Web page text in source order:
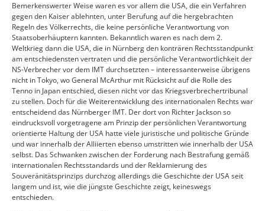
Bemerkenswerter Weise waren es vor allem die USA, die ein Verfahren
gegen den Kaiser ablehnten, unter Berufung auf die hergebrachten
Regeln des Völkerrechts, die keine persönliche Verantwortung von
Staatsoberhäuptern kannten. Bekanntlich waren es nach dem 2.
Weltkrieg dann die USA, die in Nürnberg den konträren Rechtsstandpunkt
am entschiedensten vertraten und die persönliche Verantwortlichkeit der
NS-Verbrecher vor dem IMT durchsetzten – interessanterweise übrigens
nicht in Tokyo, wo General McArthur mit Rücksicht auf die Rolle des
Tenno in Japan entschied, diesen nicht vor das Kriegsverbrechertribunal
zu stellen. Doch für die Weiterentwicklung des internationalen Rechts war
entscheidend das Nürnberger IMT. Der dort von Richter Jackson so
eindrucksvoll vorgetragene am Prinzip der persönlichen Verantwortung
orientierte Haltung der USA hatte viele juristische und politische Gründe
und war innerhalb der Alliierten ebenso umstritten wie innerhalb der USA
selbst. Das Schwanken zwischen der Forderung nach Bestrafung gemäß
internationalen Rechtsstandards und der Reklamierung des
Souveränitätsprinzips durchzog allerdings die Geschichte der USA seit
langem und ist, wie die jüngste Geschichte zeigt, keineswegs
entschieden.